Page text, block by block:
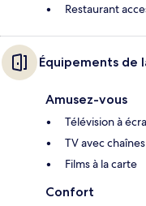
Restaurant
Équipements de
Amusez-vous
Télévision à
TV avec
Films à la carte
Confort